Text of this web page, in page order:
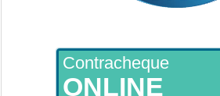
Contracheque
ONLINE